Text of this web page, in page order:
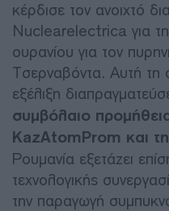
κέρδισε τον ανοιχτό
Nuclearelectrica για
ουρανίου για τον
Τσερναβόντα. Αυτή τη
εξέλιξη
συμβόλαιο
KazAtomProm και
Ρουμανία εξετάζει
τεχνολογικής
την παραγωγή